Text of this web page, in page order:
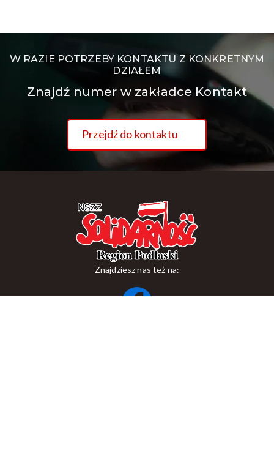
W RAZIE POTRZEBY KONTAKTU Z KONKRETNYM
DZIAŁEM
Znajdź numer w zakładce Kontakt
Przejdź do kontaktu
Znajdziesz nas też na: